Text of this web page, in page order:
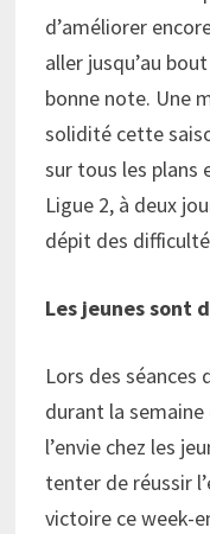
d’améliorer
aller jusqu’au
bonne note. Une
solidité cette
sur tous les plans
Ligue 2, à deux
dépit des
Les jeunes sont
Lors des séances
durant la
l’envie chez les
tenter de réussir
victoire ce week-